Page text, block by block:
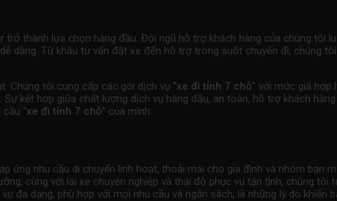
thành lựa chọn hàng đầu. Đội ngũ hỗ trợ khách hàng của chúng tôi
dàng. Từ khâu tư vấn đặt xe đến hỗ trợ trong suốt chuyến đi, chúng
Chúng tôi cung cấp các gói dịch vụ “xe đi tỉnh 7 chỗ” với mức giá hợp
kết hợp giữa chất lượng dịch vụ hàng đầu, an toàn, hỗ trợ khách
“xe đi tỉnh 7 chỗ” của mình.
ứng nhu cầu di chuyển linh hoạt, thoải mái cho gia đình và nhóm bạn
cùng với lái xe chuyên nghiệp và thái độ phục vụ tận tình, chúng tôi
đa dạng, phù hợp với mọi nhu cầu và ngân sách, là những lý do khiến